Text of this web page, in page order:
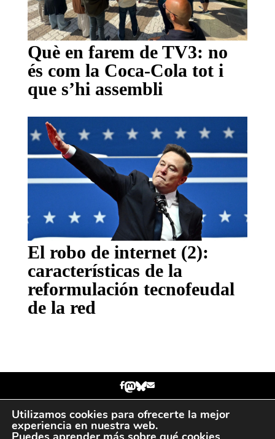
Què en farem de TV3: no
és com la Coca-Cola tot i
que s’hi assembli
El robo de internet (2):
características de la
reformulación tecnofeudal
de la red
Política de privacidad
Gabriel Jaraba Online
2024
Utilizamos cookies para ofrecerte la mejor
experiencia en nuestra web.